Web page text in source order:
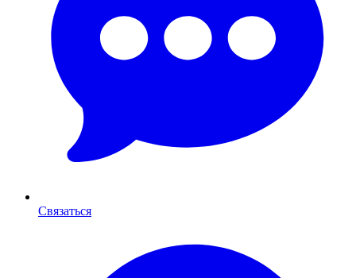
Связаться